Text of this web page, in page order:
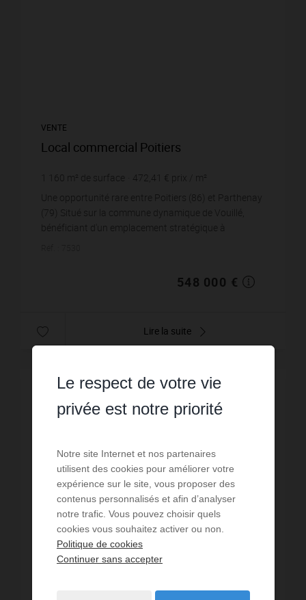
VENTE
Local commercial Poitiers
1 160 m² de surface 472,41 € prix / m²
Une opportunité rare entre Poitiers (86) et Parthenay
(79) Situé sur la commune dynamique de Vouillé,
bénéficiant d'un emplacement stratégique à
548 000 €
Lire la suite
Le respect de votre vie
privée est notre priorité
Notre site Internet et nos partenaires
utilisent des cookies pour améliorer votre
expérience sur le site, vous proposer des
contenus personnalisés et afin d’analyser
notre trafic. Vous pouvez choisir quels
cookies vous souhaitez activer ou non.
Politique de cookies
Continuer sans accepter